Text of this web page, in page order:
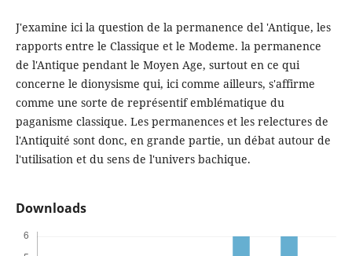
J'examine ici la question de la permanence del 'Antique, les
rapports entre le Classique et le Modeme. la permanence
de l'Antique pendant le Moyen Age, surtout en ce qui
concerne le dionysisme qui, ici comme ailleurs, s'affirme
comme une sorte de représentif emblématique du
paganisme classique. Les permanences et les relectures de
l'Antiquité sont donc, en grande partie, un débat autour de
l'utilisation et du sens de l'univers bachique.
Downloads